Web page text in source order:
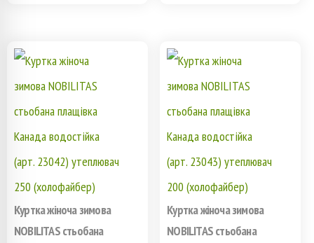
несколько
вариаций.
Опции
можно
странице
несколько
вариаций.
Опции
можно
странице
Куртка жіноча зимова
NOBILITAS стьобана
Куртка жіноча зимова
NOBILITAS стьобана